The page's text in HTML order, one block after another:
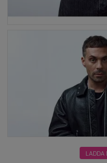
LADDA